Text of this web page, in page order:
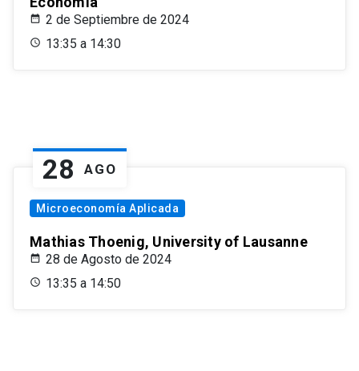
2 de Septiembre de 2024
13:35 a 14:30
28 AGO
Microeconomía Aplicada
Mathias Thoenig, University of Lausanne
28 de Agosto de 2024
13:35 a 14:50